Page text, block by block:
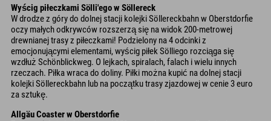
Wyścig piłeczkami Sölli'ego w Söllereck
W drodze z góry do dolnej stacji kolejki Söllereckbahn w Oberstdorfie
oczy małych odkrywców rozszerzą się na widok 200-metrowej
drewnianej trasy z piłeczkami! Podzielony na 4 odcinki z
emocjonującymi elementami, wyścig piłek Sölliego rozciąga się
wzdłuż Schönblickweg. O lejkach, spiralach, falach i wielu innych
rzeczach. Piłka wraca do doliny. Piłki można kupić na dolnej stacji
kolejki Söllereckbahn lub na początku trasy zjazdowej w cenie 3 euro
za sztukę.
Allgäu Coaster w Oberstdorfie